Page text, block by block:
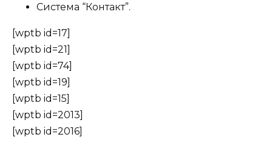
Система “Контакт”.
[wptb id=17]
[wptb id=21]
[wptb id=74]
[wptb id=19]
[wptb id=15]
[wptb id=2013]
[wptb id=2016]